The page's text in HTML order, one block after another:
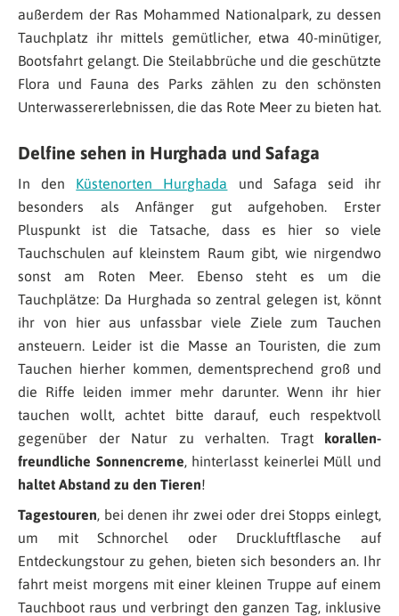
außerdem der Ras Mohammed Nationalpark, zu dessen
Tauchplatz ihr mittels gemütlicher, etwa 40-minütiger,
Bootsfahrt gelangt. Die Steilabbrüche und die geschützte
Flora und Fauna des Parks zählen zu den schönsten
Unterwassererlebnissen, die das Rote Meer zu bieten hat.
Delfine sehen in Hurghada und Safaga
In den Küstenorten Hurghada und Safaga seid ihr
besonders als Anfänger gut aufgehoben. Erster
Pluspunkt ist die Tatsache, dass es hier so viele
Tauchschulen auf kleinstem Raum gibt, wie nirgendwo
sonst am Roten Meer. Ebenso steht es um die
Tauchplätze: Da Hurghada so zentral gelegen ist, könnt
ihr von hier aus unfassbar viele Ziele zum Tauchen
ansteuern. Leider ist die Masse an Touristen, die zum
Tauchen hierher kommen, dementsprechend groß und
die Riffe leiden immer mehr darunter. Wenn ihr hier
tauchen wollt, achtet bitte darauf, euch respektvoll
gegenüber der Natur zu verhalten. Tragtkorallen-
freundliche Sonnencreme, hinterlasst keinerlei Müll und
haltet Abstand zu den Tieren!
Tagestouren, bei denen ihr zwei oder drei Stopps einlegt,
um mit Schnorchel oder Druckluftflasche auf
Entdeckungstour zu gehen, bieten sich besonders an. Ihr
fahrt meist morgens mit einer kleinen Truppe auf einem
Tauchboot raus und verbringt den ganzen Tag, inklusive